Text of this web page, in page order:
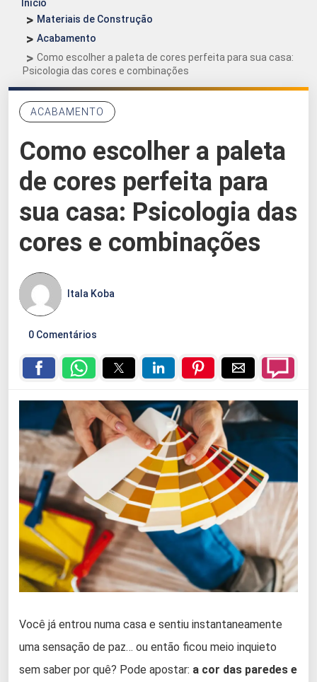
Início
Materiais de Construção
Acabamento
Como escolher a paleta de cores perfeita para sua casa:
Psicologia das cores e combinações
ACABAMENTO
Como escolher a paleta
de cores perfeita para
sua casa: Psicologia das
cores e combinações
Itala Koba
0 Comentários
Você já entrou numa casa e sentiu instantaneamente
uma sensação de paz… ou então ficou meio inquieto
sem saber por quê? Pode apostar: a cor das paredes e